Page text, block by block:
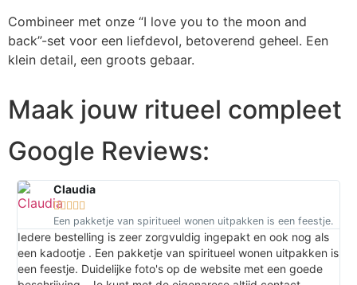
Combineer met onze “I love you to the moon and
back”-set voor een liefdevol, betoverend geheel. Een
klein detail, een groots gebaar.
Maak jouw ritueel compleet
Google Reviews:
Claudia

Een pakketje van spiritueel wonen uitpakken is een feestje.
Iedere bestelling is zeer zorgvuldig ingepakt en ook nog als
een kadootje . Een pakketje van spiritueel wonen uitpakken is
een feestje. Duidelijke foto's op de website met een goede